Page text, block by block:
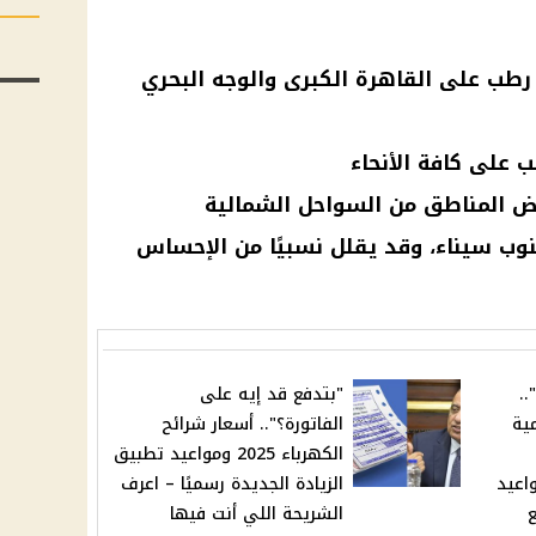
على القاهرة الكبرى والوجه البحري
على كافة الأنحاء
المناطق من السواحل الشمالية
سيناء، وقد يقلل نسبيًا من الإحساس
"بتدفع قد إيه على
الفاتورة؟".. أسعار شرائح
الكهرباء 2025 ومواعيد تطبيق
الزيادة الجديدة رسميًا – اعرف
الشريحة اللي أنت فيها